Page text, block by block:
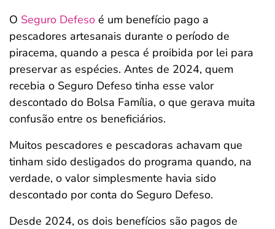
O Seguro Defeso é um benefício pago a
pescadores artesanais durante o período de
piracema, quando a pesca é proibida por lei para
preservar as espécies. Antes de 2024, quem
recebia o Seguro Defeso tinha esse valor
descontado do Bolsa Família, o que gerava muita
confusão entre os beneficiários.
Muitos pescadores e pescadoras achavam que
tinham sido desligados do programa quando, na
verdade, o valor simplesmente havia sido
descontado por conta do Seguro Defeso.
Desde 2024, os dois benefícios são pagos de